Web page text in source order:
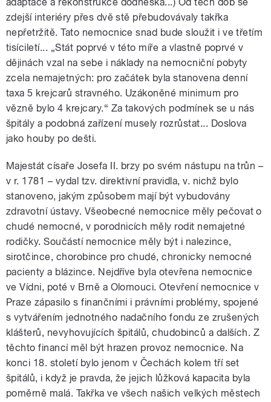
zdejší interiéry přes dvě stě přebudovávaly takřka
nepřetržitě. Tato nemocnice snad bude sloužit i ve třetím
tisíciletí... „Stát poprvé v této míře a vlastně poprvé v
dějinách vzal na sebe i náklady na nemocniční pobyty
zcela nemajetných: pro začátek byla stanovena denní
taxa 5 krejcarů stravného. Uzákoněné minimum pro
vězně bylo 4 krejcary.“ Za takových podmínek se u nás
špitály a podobná zařízení musely rozrůstat... Doslova
jako houby po dešti.
Majestát císaře Josefa II. brzy po svém nástupu na trůn –
v r. 1781 – vydal tzv. direktivní pravidla, v. nichž bylo
stanoveno, jakým způsobem mají být vybudovány
zdravotní ústavy. Všeobecné nemocnice měly pečovat o
chudé nemocné, v porodnicích měly rodit nemajetné
rodičky. Součástí nemocnice měly být i nalezince,
sirotčince, chorobince pro chudé, chronicky nemocné
pacienty a blázince. Nejdříve byla otevřena nemocnice
ve Vídni, poté v Brně a Olomouci. Otevření nemocnice v
Praze zápasilo s finančními i právními problémy, spojené
s vytvářením jednotného nadačního fondu ze zrušených
klášterů, nevyhovujících špitálů, chudobinců a dalších. Z
těchto financí měl být hrazen provoz nemocnice. Na
konci 18. století bylo jenom v Čechách kolem tří set
špitálů, i když je pravda, že jejich lůžková kapacita byla
poměrně malá. Takřka ve všech našich velkých městech